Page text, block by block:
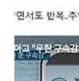
제적 프레임이기도 하
야지’ 이런 상식적 생
철 청문회에서 공공